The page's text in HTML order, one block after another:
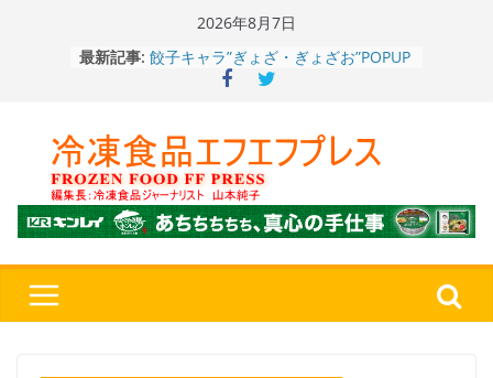
2026年8月7日
最新記事:
餃子キャラ”ぎょざ・ぎょざお”POPUP
ストアで作者にご挨拶、新作”れいと
うこ～こ～”を知る
WONDER YELLOW」復刻発売中
今まで無かった大盛！水から簡単レン
ジ♪ふわもちめん！！「冷凍 日清の
どん兵衛 大盛 きつねうどん」
「同 肉うどん」
メン」